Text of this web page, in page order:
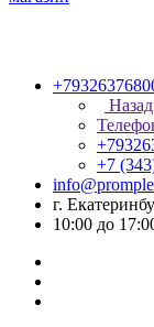
Назад
+7
г.
10:00 до